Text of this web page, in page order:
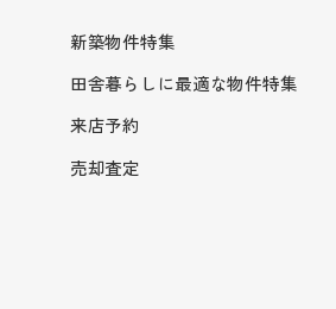
新築物件特集
田舎暮らしに最適な物件特集
来店予約
売却査定